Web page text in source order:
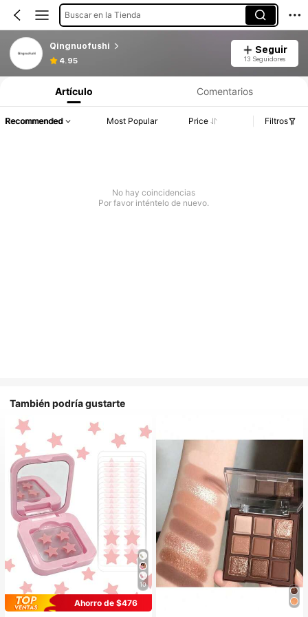
Buscar en la Tienda
Qingnuofushi
4.95
Seguir
13 Seguidores
Artículo Comentarios
Recommended Most Popular Price Filtros
No hay coincidencias
Por favor inténtelo de nuevo.
También podría gustarte
10
Ahorro de $476